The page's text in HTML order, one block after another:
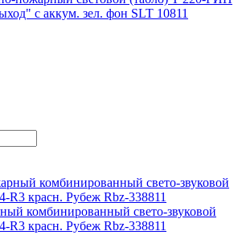
с аккум. зел. фон SLT 10811
комбинированный свето-звуковой
красн. Рубеж Rbz-338811